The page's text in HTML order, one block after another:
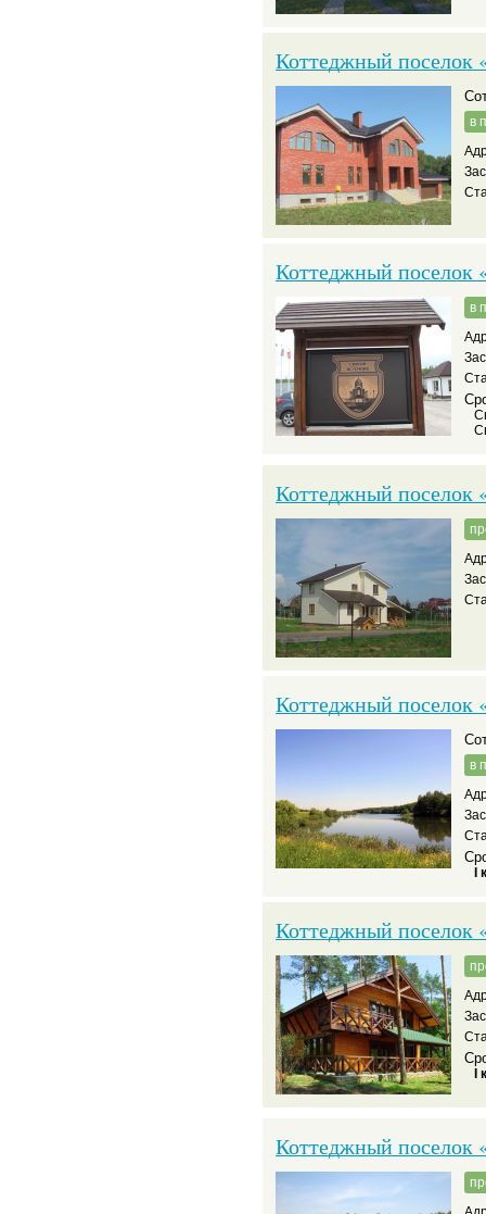
Коттеджный поселок
в
Коттеджный поселок
в
Коттеджный поселок
Коттеджный поселок
в
I
Коттеджный поселок
I
Коттеджный поселок